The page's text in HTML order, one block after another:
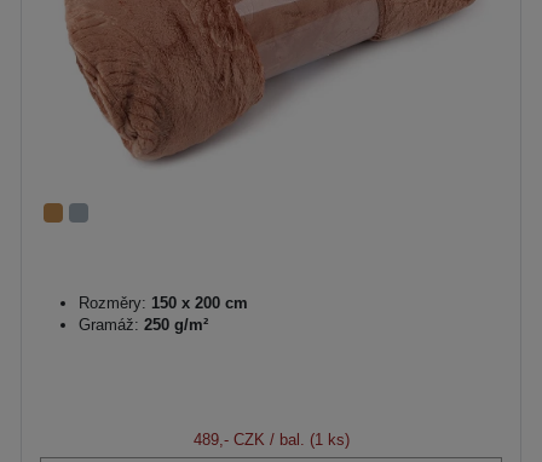
Rozměry: 150 x 200 cm
Gramáž: 250 g/m²
489,- CZK / bal. (1 ks)